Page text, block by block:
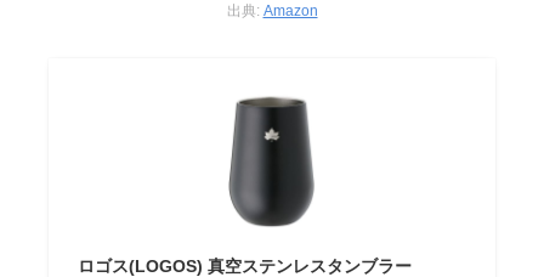
出典: Amazon
ロゴス(LOGOS) 真空ステンレスタンブラー